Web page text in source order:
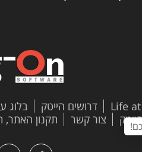
Life דרושים הייטק בלוג
צור קשר
תקנון האתר,